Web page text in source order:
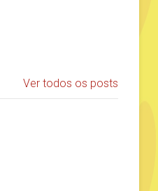
Ver todos os posts